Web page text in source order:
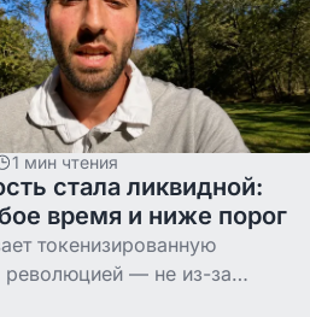
1 мин чтения
стала ликвидной:
время и ниже порог
токенизированную
революцией — не из-за